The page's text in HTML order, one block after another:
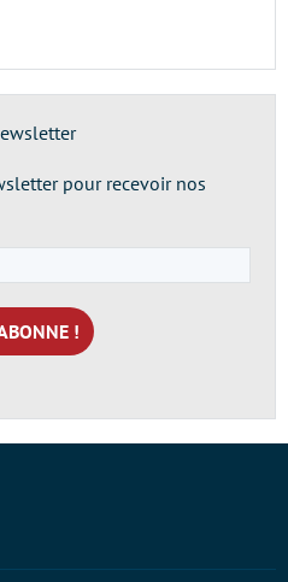
pour recevoir nos
e-
mail
*